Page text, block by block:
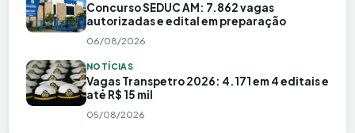
Concurso SEDUC AM: 7.862 vagas
autorizadas e edital em preparação
06/08/2026
NOTÍCIAS
Vagas Transpetro 2026: 4.171 em 4 editais e
até R$ 15 mil
05/08/2026